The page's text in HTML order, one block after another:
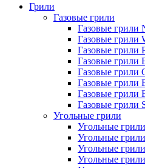
Грили
Газовые грили
Газовые грили
Газовые грили
Газовые грили
Газовые грили
Газовые грили
Газовые грили
Газовые грили
Газовые грили
Угольные грили
Угольные
Угольные
Угольные
Угольные